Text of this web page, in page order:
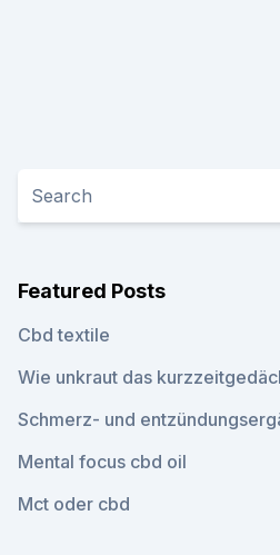
Featured Posts
Cbd textile
Wie unkraut das
Schmerz- und
Mental focus cbd oil
Mct oder cbd